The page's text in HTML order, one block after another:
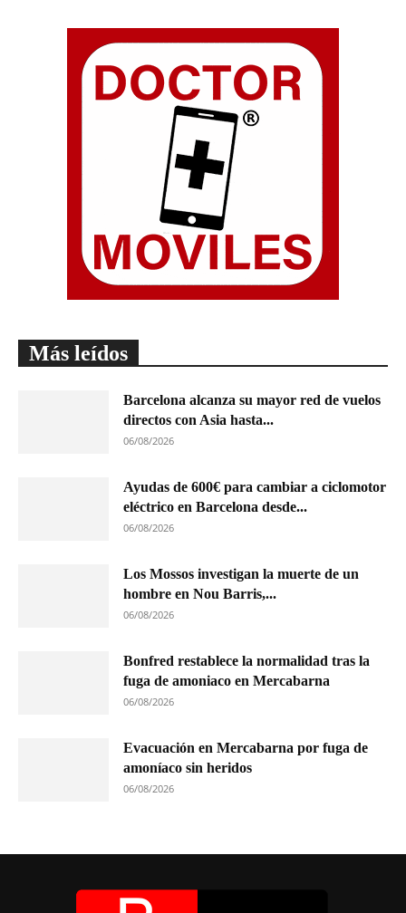
Más leídos
Barcelona alcanza su mayor red de vuelos
directos con Asia hasta...
06/08/2026
Ayudas de 600€ para cambiar a ciclomotor
eléctrico en Barcelona desde...
06/08/2026
Los Mossos investigan la muerte de un
hombre en Nou Barris,...
06/08/2026
Bonfred restablece la normalidad tras la
fuga de amoniaco en Mercabarna
06/08/2026
Evacuación en Mercabarna por fuga de
amoníaco sin heridos
06/08/2026